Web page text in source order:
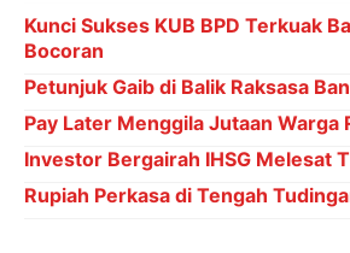
Kunci Sukses KUB BPD Terkuak
Bocoran
Petunjuk Gaib di Balik Raksasa
Pay Later Menggila Jutaan Warga
Investor Bergairah IHSG Melesat
Rupiah Perkasa di Tengah